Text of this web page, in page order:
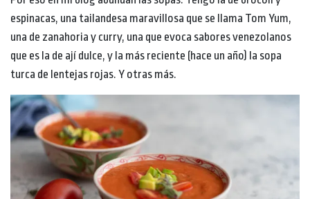
espinacas, una tailandesa maravillosa que se llama Tom Yum,
una de zanahoria y curry, una que evoca sabores venezolanos
que es la de ají dulce, y la más reciente (hace un año) la sopa
turca de lentejas rojas. Y otras más.